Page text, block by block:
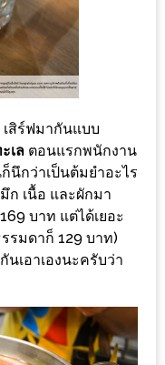
สิร์ฟมากันแบบ
เล ตอนแรกพนักงาน
นึกว่าเป็นต้มยำอะไร
ก เนื้อ และผักมา
บาท แต่ได้เยอะ
รมดาก็ 129 บาท)
นเอาเองนะครับว่า